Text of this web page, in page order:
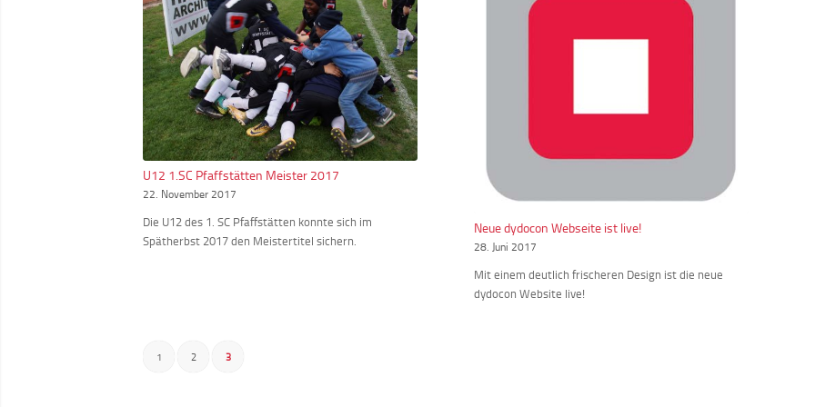
U12 1.SC Pfaffstätten Meister 2017
22. November 2017
Die U12 des 1. SC Pfaffstätten konnte sich im
Spätherbst 2017 den Meistertitel sichern.
Neue dydocon Webseite ist live!
28. Juni 2017
Mit einem deutlich frischeren Design ist die neue
dydocon Website live!
1 2 3